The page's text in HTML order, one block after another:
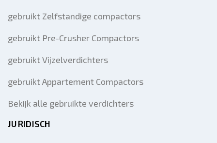
gebruikt Zelfstandige compactors
gebruikt Pre-Crusher Compactors
gebruikt Vijzelverdichters
gebruikt Appartement Compactors
Bekijk alle gebruikte verdichters
JURIDISCH